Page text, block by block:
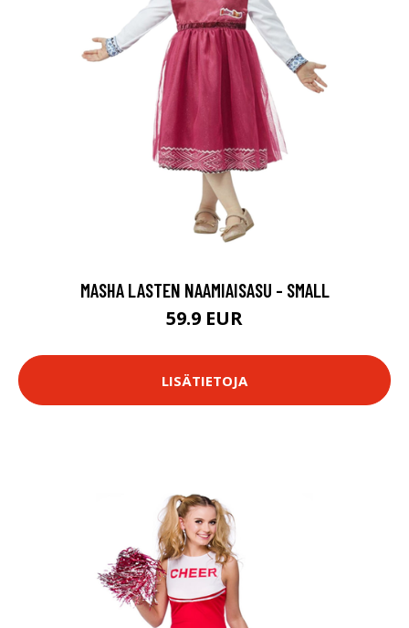
MASHA LASTEN NAAMIAISASU - SMALL
59.9 EUR
LISÄTIETOJA